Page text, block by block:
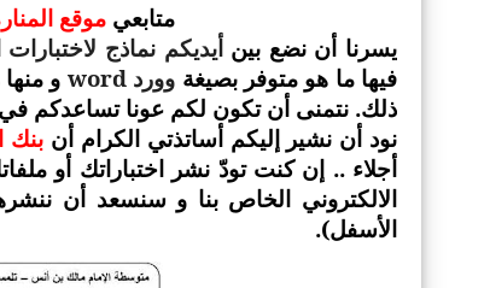
متابعي موقع
يسرنا أن نضع بينأيديكم نماذج
فيها ما هو متوفر بصيغة ووردword و
ذلك. نتمنى أن تكون لكم عونا تساعدكم في
نود أن نشير إليكم أساتذتي الكرام أن بنك
أجلاء .. إن كنت تودّ نشر اختباراتك أو
الالكتروني الخاص بنا و سنسعد أن
الأسفل).